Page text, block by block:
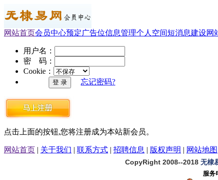
网站首页会员中心预定广告位信息管理个人空间短消息建设网
用户名：
密 码：
Cookie：
忘记密码?
点击上面的按钮,您将注册成为本站新会员。
网站首页 | 关于我们 | 联系方式 | 招聘信息 | 版权声明 | 网站地图
CopyRight 2008--2018 无棣
服务